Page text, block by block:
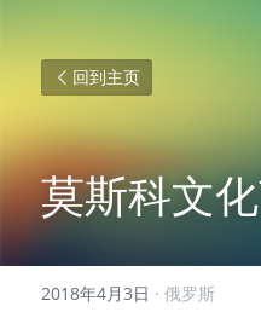
回到主页
莫斯科文
2018年4月3日 · 俄罗斯